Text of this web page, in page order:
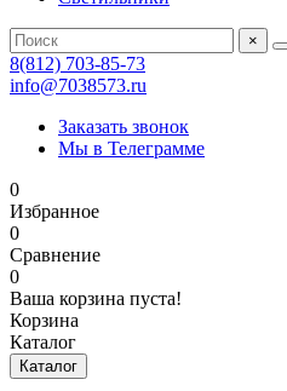
×
8(812) 703-85-73
info@7038573.ru
Заказать звонок
Мы в Телеграмме
0
Избранное
0
Сравнение
0
Ваша корзина пуста!
Корзина
Каталог
Каталог